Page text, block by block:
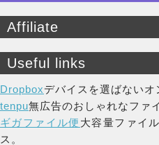
Affiliate
Useful links
Dropboxデバイスを選ばないオ
tenpu無広告のおしゃれなファ
ギガファイル便 大容量ファイ
ス。